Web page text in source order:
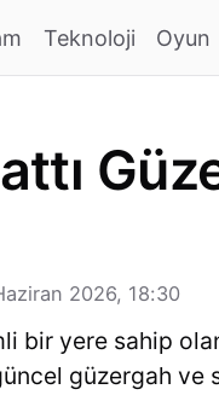
Teknoloji Oyun
2026, 18:30
bir yere sahip
güzergah